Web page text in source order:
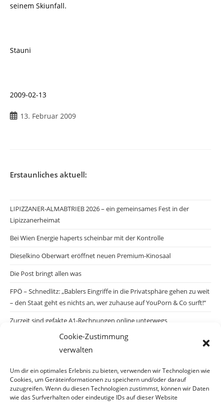
Cookie-Zustimmung
verwalten
Um dir ein optimales Erlebnis zu bieten, verwenden wir Technologien wie
Cookies, um Geräteinformationen zu speichern und/oder darauf
zuzugreifen. Wenn du diesen Technologien zustimmst, können wir Daten
wie das Surfverhalten oder eindeutige IDs auf dieser Website
seinem Skiunfall.
Stauni
2009-02-13
Beitrag13. Februar 2009
Erstaunliches aktuell:
LIPIZZANER-ALMABTRIEB 2026 – ein gemeinsames Fest in der
Lipizzanerheimat
Bei Wien Energie haperts scheinbar mit der Kontrolle
Dieselkino Oberwart eröffnet neuen Premium-Kinosaal
Die Post bringt allen was
FPÖ – Schnedlitz: „Bablers Eingriffe in die Privatsphäre gehen zu weit
– den Staat geht es nichts an, wer zuhause auf YouPorn & Co surft!“
Zurzeit sind gefakte A1-Rechnungen online unterwegs
Salzburgs Juden und ihre Sicherheit: „Erst nach einem Anschlag wäre
die Gefahr endlich konkret!“
Biologisches Wunder in Ceuta
Ein vermeintliches Abschiebemärchen